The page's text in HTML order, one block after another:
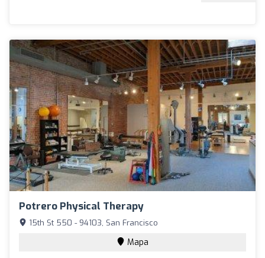
Potrero Physical Therapy
15th St 550 - 94103, San Francisco
Mapa